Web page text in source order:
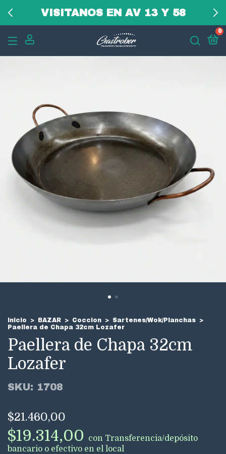
VISITANOS EN AV 13 Y 58
0
Inicio > BAZAR > Coccion > Sartenes/Wok/Planchas >
Paellera de Chapa 32cm Lozafer
Paellera de Chapa 32cm
Lozafer
SKU: 1708
$21.460,00
$19.314,00 con Transferencia/depósito
bancario o efectivo en el local